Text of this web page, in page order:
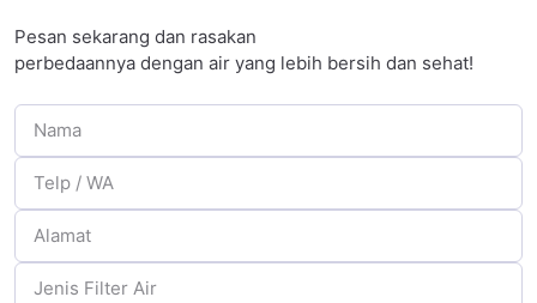
Pesan sekarang dan rasakan
perbedaannya dengan air yang lebih bersih dan sehat!